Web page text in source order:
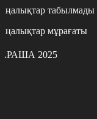
табылмады
мұрағаты
2025